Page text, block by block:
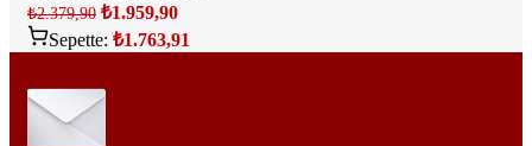
₺2.379,90 ₺1.959,90
Sepette: ₺1.763,91